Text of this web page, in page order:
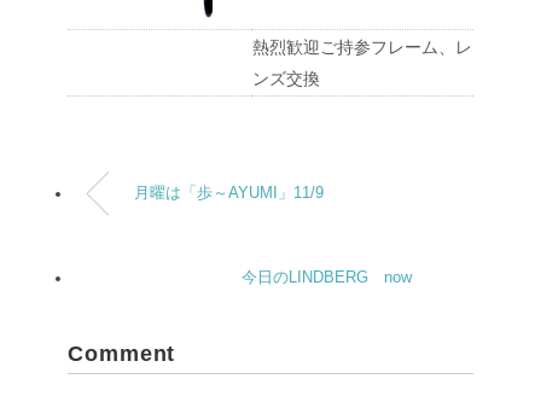
熱烈歓迎ご持参フレーム、レ
ンズ交換
月曜は「歩～AYUMI」11/9
今日のLINDBERG now
Comment